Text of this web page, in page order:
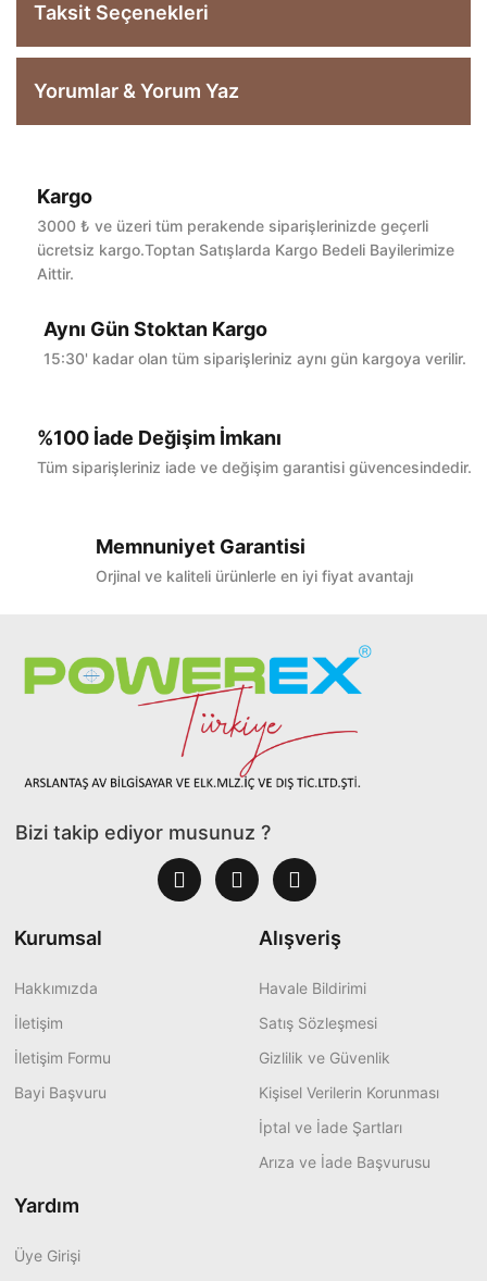
Taksit Seçenekleri
Yorumlar & Yorum Yaz
Bu ürüne ilk yorumu siz yapın!
Kargo
3000 ₺ ve üzeri tüm perakende siparişlerinizde geçerli
ücretsiz kargo.Toptan Satışlarda Kargo Bedeli Bayilerimize
Aittir.
Aynı Gün Stoktan Kargo
15:30' kadar olan tüm siparişleriniz aynı gün kargoya verilir.
%100 İade Değişim İmkanı
Tüm siparişleriniz iade ve değişim garantisi güvencesindedir.
Memnuniyet Garantisi
Orjinal ve kaliteli ürünlerle en iyi fiyat avantajı
Bizi takip ediyor musunuz ?
Kurumsal
Hakkımızda
İletişim
İletişim Formu
Bayi Başvuru
Alışveriş
Havale Bildirimi
Satış Sözleşmesi
Gizlilik ve Güvenlik
Kişisel Verilerin Korunması
İptal ve İade Şartları
Arıza ve İade Başvurusu
Yardım
Üye Girişi